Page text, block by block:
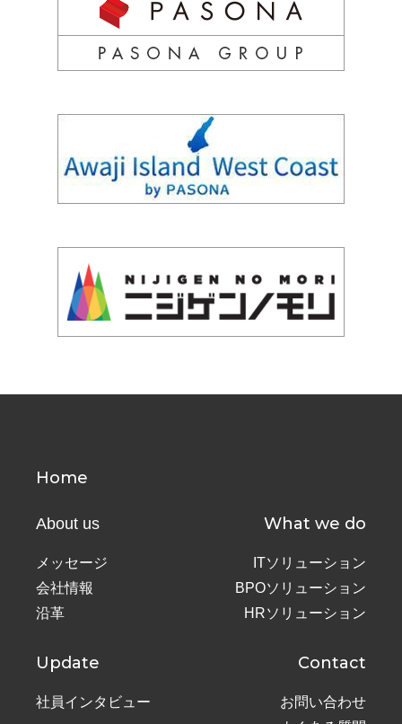
Home
About us
メッセージ
会社情報
沿革
What we do
ITソリューション
BPOソリューション
HRソリューション
Update
社員インタビュー
Contact
お問い合わせ